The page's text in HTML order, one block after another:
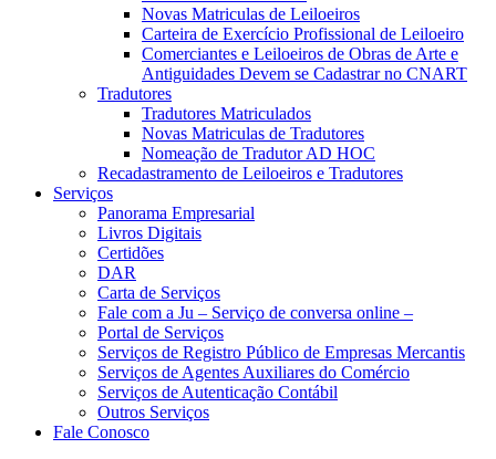
Novas Matriculas de Leiloeiros
Carteira de Exercício Profissional de Leiloeiro
Comerciantes e Leiloeiros de Obras de Arte e
Antiguidades Devem se Cadastrar no CNART
Tradutores
Tradutores Matriculados
Novas Matriculas de Tradutores
Nomeação de Tradutor AD HOC
Recadastramento de Leiloeiros e Tradutores
Serviços
Panorama Empresarial
Livros Digitais
Certidões
DAR
Carta de Serviços
Fale com a Ju – Serviço de conversa online –
Portal de Serviços
Serviços de Registro Público de Empresas Mercantis
Serviços de Agentes Auxiliares do Comércio
Serviços de Autenticação Contábil
Outros Serviços
Fale Conosco